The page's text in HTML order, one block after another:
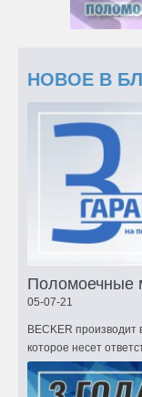
НОВОЕ В
Поломоечные
05-07-21
BECKER производит
которое несет